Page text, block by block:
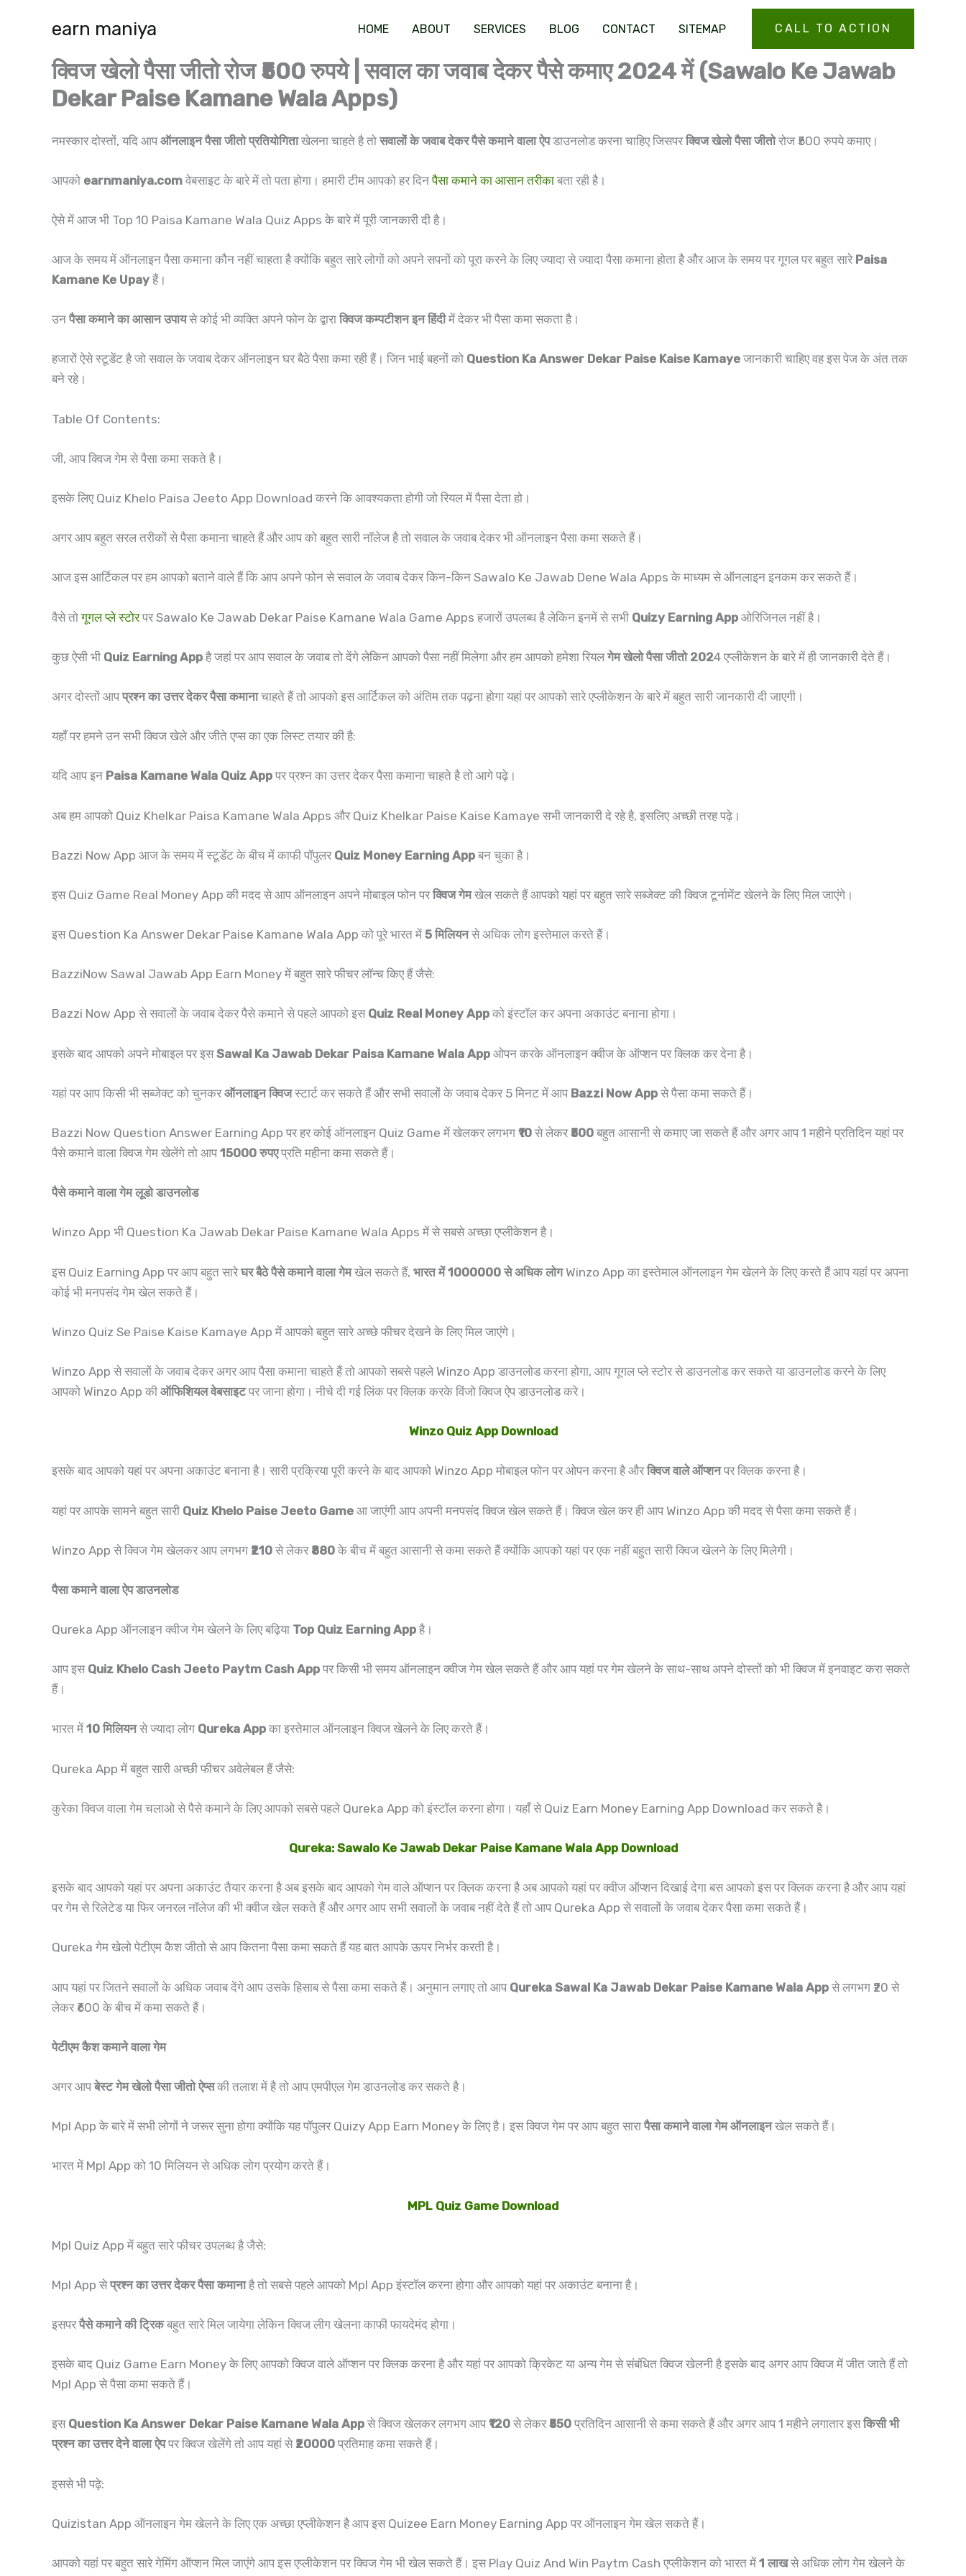
earn maniya HOME ABOUT SERVICES BLOG CONTACT SITEMAP CALL TO ACTION
क्विज खेलो पैसा जीतो रोज ₹500 रुपये | सवाल का जवाब देकर पैसे कमाए 2024 में (Sawalo Ke Jawab
Dekar Paise Kamane Wala Apps)
नमस्कार दोस्तों, यदि आपऑनलाइन पैसा जीतो प्रतियोगिताखेलना चाहते है तो सवालों के जवाब देकर पैसे कमाने वाला ऐपडाउनलोड करना चाहिए जिसपरक्विज खेलो पैसा जीतोरोज ₹500 रुपये कमाए।
आपको earnmaniya.com वेबसाइट के बारे में तो पता होगा। हमारी टीम आपको हर दिनपैसा कमाने का आसान तरीका बता रही है।
ऐसे में आज भी Top 10 Paisa Kamane Wala Quiz Apps के बारे में पूरी जानकारी दी है।
आज के समय में ऑनलाइन पैसा कमाना कौन नहीं चाहता है क्योंकि बहुत सारे लोगों को अपने सपनों को पूरा करने के लिए ज्यादा से ज्यादा पैसा कमाना होता है और आज के समय पर गूगल पर बहुत सारे Paisa
Kamane Ke Upay हैं।
उन पैसा कमाने का आसान उपायसे कोई भी व्यक्ति अपने फोन के द्वारा क्विज कम्पटीशन इन हिंदीमें देकर भी पैसा कमा सकता है।
हजारों ऐसे स्टूडेंट है जो सवाल के जवाब देकर ऑनलाइन घर बैठे पैसा कमा रही हैं। जिन भाई बहनों को Question Ka Answer Dekar Paise Kaise Kamaye जानकारी चाहिए वह इस पेज के अंत तक
बने रहे।
Table Of Contents:
जी, आप क्विज गेम से पैसा कमा सकते है।
इसके लिए Quiz Khelo Paisa Jeeto App Download करने कि आवश्यकता होगी जो रियल में पैसा देता हो।
अगर आप बहुत सरल तरीकों से पैसा कमाना चाहते हैं और आप को बहुत सारी नॉलेज है तो सवाल के जवाब देकर भी ऑनलाइन पैसा कमा सकते हैं।
आज इस आर्टिकल पर हम आपको बताने वाले हैं कि आप अपने फोन से सवाल के जवाब देकर किन-किन Sawalo Ke Jawab Dene Wala Apps के माध्यम से ऑनलाइन इनकम कर सकते हैं।
वैसे तोगूगल प्ले स्टोरपर Sawalo Ke Jawab Dekar Paise Kamane Wala Game Apps हजारों उपलब्ध है लेकिन इनमें से सभी Quizy Earning App ओरिजिनल नहीं है।
कुछ ऐसी भी Quiz Earning App है जहां पर आप सवाल के जवाब तो देंगे लेकिन आपको पैसा नहीं मिलेगा और हम आपको हमेशा रियलगेम खेलो पैसा जीतो 2024 एप्लीकेशन के बारे में ही जानकारी देते हैं।
अगर दोस्तों आपप्रश्न का उत्तर देकर पैसा कमानाचाहते हैं तो आपको इस आर्टिकल को अंतिम तक पढ़ना होगा यहां पर आपको सारे एप्लीकेशन के बारे में बहुत सारी जानकारी दी जाएगी।
यहाँ पर हमने उन सभी क्विज खेले और जीते एप्स का एक लिस्ट तयार की है:
यदि आप इन Paisa Kamane Wala Quiz App पर प्रश्न का उत्तर देकर पैसा कमाना चाहते है तो आगे पढ़े।
अब हम आपको Quiz Khelkar Paisa Kamane Wala Apps और Quiz Khelkar Paise Kaise Kamaye सभी जानकारी दे रहे है, इसलिए अच्छी तरह पढ़े।
Bazzi Now App आज के समय में स्टूडेंट के बीच में काफी पॉपुलर Quiz Money Earning App बन चुका है।
इस Quiz Game Real Money App की मदद से आप ऑनलाइन अपने मोबाइल फोन परक्विज गेमखेल सकते हैं आपको यहां पर बहुत सारे सब्जेक्ट की क्विज टूर्नामेंट खेलने के लिए मिल जाएंगे।
इस Question Ka Answer Dekar Paise Kamane Wala App को पूरे भारत में 5 मिलियनसे अधिक लोग इस्तेमाल करते हैं।
BazziNow Sawal Jawab App Earn Money में बहुत सारे फीचर लॉन्च किए हैं जैसे:
Bazzi Now App से सवालों के जवाब देकर पैसे कमाने से पहले आपको इस Quiz Real Money App को इंस्टॉल कर अपना अकाउंट बनाना होगा।
इसके बाद आपको अपने मोबाइल पर इसSawal Ka Jawab Dekar Paisa Kamane Wala App ओपन करके ऑनलाइन क्वीज के ऑप्शन पर क्लिक कर देना है।
यहां पर आप किसी भी सब्जेक्ट को चुनकरऑनलाइन क्विजस्टार्ट कर सकते हैं और सभी सवालों के जवाब देकर 5 मिनट में आप Bazzi Now App से पैसा कमा सकते हैं।
Bazzi Now Question Answer Earning App पर हर कोई ऑनलाइन Quiz Game में खेलकर लगभग ₹10 से लेकर₹500 बहुत आसानी से कमाए जा सकते हैं और अगर आप 1 महीने प्रतिदिन यहां पर
पैसे कमाने वाला क्विज गेम खेलेंगे तो आप15000 रुपएप्रति महीना कमा सकते हैं।
पैसे कमाने वाला गेम लूडो डाउनलोड
Winzo App भी Question Ka Jawab Dekar Paise Kamane Wala Apps में से सबसे अच्छा एप्लीकेशन है।
इस Quiz Earning App पर आप बहुत सारेघर बैठे पैसे कमाने वाला गेमखेल सकते हैं, भारत में 1000000 से अधिक लोगWinzo App का इस्तेमाल ऑनलाइन गेम खेलने के लिए करते हैं आप यहां पर अपना
कोई भी मनपसंद गेम खेल सकते हैं।
Winzo Quiz Se Paise Kaise Kamaye App में आपको बहुत सारे अच्छे फीचर देखने के लिए मिल जाएंगे।
Winzo App से सवालों के जवाब देकर अगर आप पैसा कमाना चाहते हैं तो आपको सबसे पहले Winzo App डाउनलोड करना होगा, आप गूगल प्ले स्टोर से डाउनलोड कर सकते या डाउनलोड करने के लिए
आपको Winzo App की ऑफिशियल वेबसाइटपर जाना होगा। नीचे दी गई लिंक पर क्लिक करके विंजो क्विज ऐप डाउनलोड करे।
Winzo Quiz App Download
इसके बाद आपको यहां पर अपना अकाउंट बनाना है। सारी प्रक्रिया पूरी करने के बाद आपको Winzo App मोबाइल फोन पर ओपन करना है औरक्विज वाले ऑप्शनपर क्लिक करना है।
यहां पर आपके सामने बहुत सारी Quiz Khelo Paise Jeeto Game आ जाएंगी आप अपनी मनपसंद क्विज खेल सकते हैं। क्विज खेल कर ही आप Winzo App की मदद से पैसा कमा सकते हैं।
Winzo App से क्विज गेम खेलकर आप लगभग ₹210 से लेकर ₹880 के बीच में बहुत आसानी से कमा सकते हैं क्योंकि आपको यहां पर एक नहीं बहुत सारी क्विज खेलने के लिए मिलेगी।
पैसा कमाने वाला ऐप डाउनलोड
Qureka App ऑनलाइन क्वीज गेम खेलने के लिए बढ़िया Top Quiz Earning App है।
आप इस Quiz Khelo Cash Jeeto Paytm Cash App पर किसी भी समय ऑनलाइन क्वीज गेम खेल सकते हैं और आप यहां पर गेम खेलने के साथ-साथ अपने दोस्तों को भी क्विज में इनवाइट करा सकते
हैं।
भारत में 10 मिलियनसे ज्यादा लोग Qureka App का इस्तेमाल ऑनलाइन क्विज खेलने के लिए करते हैं।
Qureka App में बहुत सारी अच्छी फीचर अवेलेबल हैं जैसे:
कुरेका क्विज वाला गेम चलाओ से पैसे कमाने के लिए आपको सबसे पहले Qureka App को इंस्टॉल करना होगा। यहाँ से Quiz Earn Money Earning App Download कर सकते है।
Qureka: Sawalo Ke Jawab Dekar Paise Kamane Wala App Download
इसके बाद आपको यहां पर अपना अकाउंट तैयार करना है अब इसके बाद आपको गेम वाले ऑप्शन पर क्लिक करना है अब आपको यहां पर क्वीज ऑप्शन दिखाई देगा बस आपको इस पर क्लिक करना है और आप यहां
पर गेम से रिलेटेड या फिर जनरल नॉलेज की भी क्वीज खेल सकते हैं और अगर आप सभी सवालों के जवाब नहीं देते हैं तो आप Qureka App से सवालों के जवाब देकर पैसा कमा सकते हैं।
Qureka गेम खेलो पेटीएम कैश जीतो से आप कितना पैसा कमा सकते हैं यह बात आपके ऊपर निर्भर करती है।
आप यहां पर जितने सवालों के अधिक जवाब देंगे आप उसके हिसाब से पैसा कमा सकते हैं। अनुमान लगाए तो आप Qureka Sawal Ka Jawab Dekar Paise Kamane Wala App से लगभग ₹20 से
लेकर ₹600 के बीच में कमा सकते हैं।
पेटीएम कैश कमाने वाला गेम
अगर आपबेस्ट गेम खेलो पैसा जीतो ऐप्सकी तलाश में है तो आप एमपीएल गेम डाउनलोड कर सकते है।
Mpl App के बारे में सभी लोगों ने जरूर सुना होगा क्योंकि यह पॉपुलर Quizy App Earn Money के लिए है। इस क्विज गेम पर आप बहुत सारा पैसा कमाने वाला गेम ऑनलाइनखेल सकते हैं।
भारत में Mpl App को 10 मिलियन से अधिक लोग प्रयोग करते हैं।
MPL Quiz Game Download
Mpl Quiz App में बहुत सारे फीचर उपलब्ध है जैसे:
Mpl App सेप्रश्न का उत्तर देकर पैसा कमानाहै तो सबसे पहले आपको Mpl App इंस्टॉल करना होगा और आपको यहां पर अकाउंट बनाना है।
इसपरपैसे कमाने की ट्रिकबहुत सारे मिल जायेगा लेकिन क्विज लीग खेलना काफी फायदेमंद होगा।
इसके बाद Quiz Game Earn Money के लिए आपको क्विज वाले ऑप्शन पर क्लिक करना है और यहां पर आपको क्रिकेट या अन्य गेम से संबंधित क्विज खेलनी है इसके बाद अगर आप क्विज में जीत जाते हैं तो
Mpl App से पैसा कमा सकते हैं।
इस Question Ka Answer Dekar Paise Kamane Wala App से क्विज खेलकर लगभग आप₹120 से लेकर₹550 प्रतिदिन आसानी से कमा सकते हैं और अगर आप 1 महीने लगातार इसकिसी भी
प्रश्न का उत्तर देने वाला ऐपपर क्विज खेलेंगे तो आप यहां से ₹20000 प्रतिमाह कमा सकते हैं।
इससे भी पढ़े:
Quizistan App ऑनलाइन गेम खेलने के लिए एक अच्छा एप्लीकेशन है आप इस Quizee Earn Money Earning App पर ऑनलाइन गेम खेल सकते हैं।
आपको यहां पर बहुत सारे गेमिंग ऑप्शन मिल जाएंगे आप इस एप्लीकेशन पर क्विज गेम भी खेल सकते हैं। इस Play Quiz And Win Paytm Cash एप्लीकेशन को भारत में 1 लाखसे अधिक लोग गेम खेलने के